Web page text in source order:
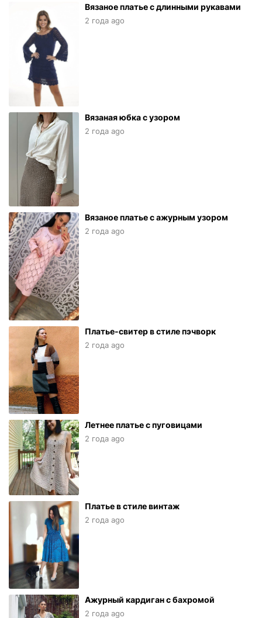
Вязаное платье с длинными рукавами
2 года ago
Вязаная юбка с узором
2 года ago
Вязаное платье с ажурным узором
2 года ago
Платье-свитер в стиле пэчворк
2 года ago
Летнее платье с пуговицами
2 года ago
Платье в стиле винтаж
2 года ago
Ажурный кардиган с бахромой
2 года ago